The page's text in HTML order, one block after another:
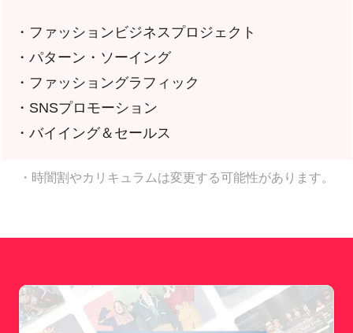
・ファッションビジネスプロジェクト
・パターン・ソーイング
・ファッショングラフィック
・SNSプロモーション
・バイイング＆セールス
・時闇割やカリキュラムは変更する可能性があります。